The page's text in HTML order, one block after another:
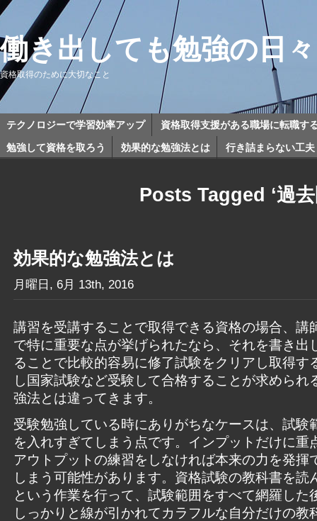
働き出しても勉強の日
資格取得のために大切なこと
テクノロジーで学習効率アップ
資格取得支援がある職場に転職す
勉強して資格を取ろう
効果的な勉強法とは 行き詰まらない工夫
Posts Tagged ‘過去
効果的な勉強法とは
月曜日, 6月 13th, 2016
講習を受講することで取得できる資格の場合、講
で特に重要な点が挙げられたなら、それを書き出
ることで比較的容易に修了試験をクリアし取得す
し国家試験など受験して合格することが求められ
強法とは違ってきます。
受験勉強している時にありがちなケースは、試験
を入れすぎてしまう点です。インプットだけに重
アウトプットの練習をしなければ本来の力を発揮
しまう可能性があります。資格試験の教科書を読
という作業を行って、試験範囲をすべて網羅した
しっかりと線が引かれてカラフルな自分だけの教